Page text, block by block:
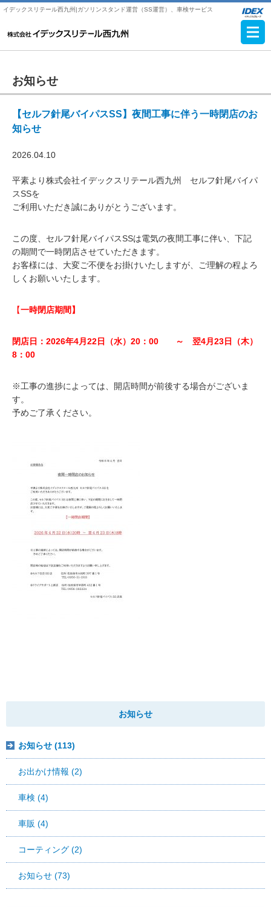
イデックスリテール西九州|ガソリンスタンド運営（SS運営）、車検サービス
お知らせ
【セルフ針尾バイパスSS】夜間工事に伴う一時閉店のお
知らせ
2026.04.10
平素より株式会社イデックスリテール西九州 セルフ針尾バイパ
スSSを
ご利用いただき誠にありがとうございます。
この度、セルフ針尾バイパスSSは電気の夜間工事に伴い、下記
の期間で一時閉店させていただきます。
お客様には、大変ご不便をお掛けいたしますが、ご理解の程よろ
しくお願いいたします。
【一時閉店期間】
閉店日：2026年4月22日（水）20：00 ～ 翌4月23日（木）
8：00
※工事の進捗によっては、開店時間が前後する場合がございま
す。
予めご了承ください。
お知らせ
お知らせ (113)
お出かけ情報 (2)
車検 (4)
車販 (4)
コーティング (2)
お知らせ (73)